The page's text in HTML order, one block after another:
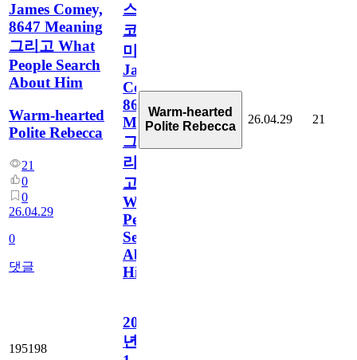
James Comey,
8647 Meaning
그리고 What
People Search
About Him
Warm-hearted
Polite Rebecca
21
0
0
26.04.29
0
댓글
스
코
미:
James
Comey,
8647
Meaning
그
리
고
What
People
Search
About
Him
Warm-hearted
Polite Rebecca
26.04.29 21
195198
2025~2026
년